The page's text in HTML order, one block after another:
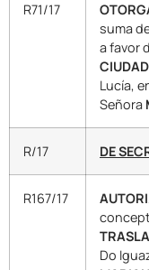
R71/17
suma
a favor
Lucía,
Señora
R/17 DE
R167/17
Do